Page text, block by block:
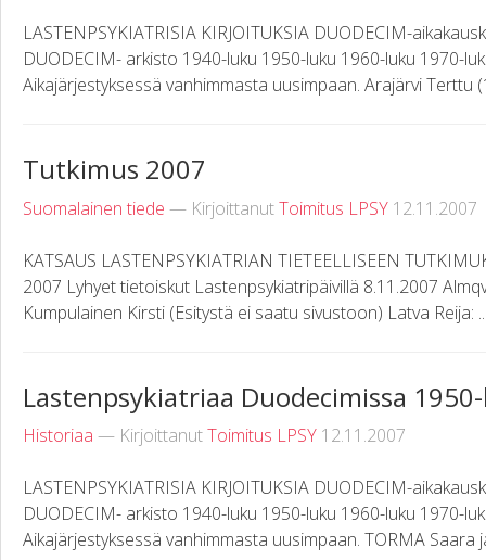
LASTENPSYKIATRISIA KIRJOITUKSIA DUODECIM-
DUODECIM- arkisto 1940-luku 1950-luku 1960-luku 1970-
Aikajärjestyksessä vanhimmasta uusimpaan. Arajärvi Terttu
Tutkimus 2007
Suomalainen tiede — KirjoittanutToimitus LPSY 12.11.2007
KATSAUS LASTENPSYKIATRIAN TIETEELLISEEN
2007 Lyhyet tietoiskut Lastenpsykiatripäivillä 8.11.2007
Kumpulainen Kirsti (Esitystä ei saatu sivustoon) Latva Reija:
Lastenpsykiatriaa Duodecimissa
Historiaa — KirjoittanutToimitus LPSY 12.11.2007
LASTENPSYKIATRISIA KIRJOITUKSIA DUODECIM-
DUODECIM- arkisto 1940-luku 1950-luku 1960-luku 1970-
Aikajärjestyksessä vanhimmasta uusimpaan. TORMA Saara